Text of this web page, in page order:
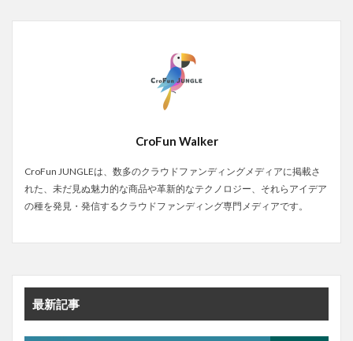
CroFun Walker
CroFun JUNGLEは、数多のクラウドファンディングメディアに掲載さ
れた、未だ見ぬ魅力的な商品や革新的なテクノロジー、それらアイデア
の種を発見・発信するクラウドファンディング専門メディアです。
最新記事